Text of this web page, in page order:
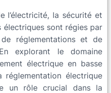
l’électricité, la sécurité et
électriques sont régies par
réglementations et de
explorant le domaine
électrique en basse
électrique
un rôle crucial dans la